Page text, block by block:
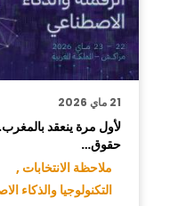
21 ماي 2026
لأول مرة ينعقد
حقوق…
ملاحظة الانتخابات ,
التكنولوجيا والذكاء